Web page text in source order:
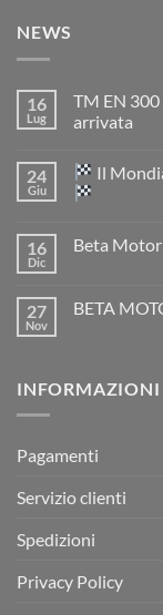
NEWS
16
Lug
TM EN 300
arrivata
su
TM
EN
2026:
è
arrivata
24
Giu
Il
su
Motocross
è
16
Dic
Beta
Beta
27
Nov
BETA
MOTOR
INFORMAZIONI
Pagamenti
Servizio clienti
Spedizioni
Privacy Policy